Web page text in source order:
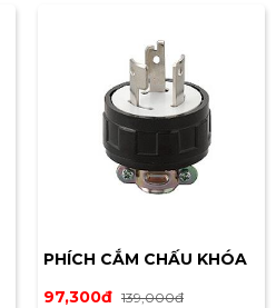
PHÍCH CẮM CHẤU KHÓA
LOCKING MEIKOSHA
97,300đ 139,000đ